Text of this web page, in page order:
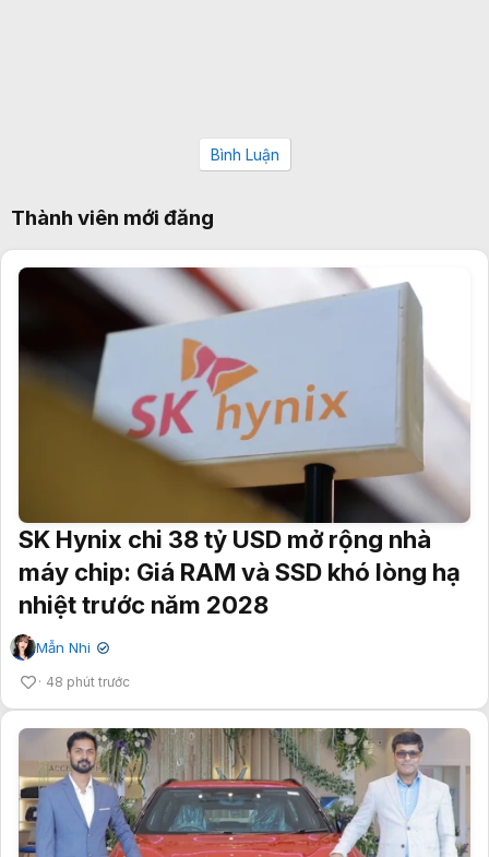
Bình Luận
Thành viên mới đăng
SK Hynix chi 38 tỷ USD mở rộng nhà
máy chip: Giá RAM và SSD khó lòng hạ
nhiệt trước năm 2028
Mẫn Nhi ✔
48 phút trước